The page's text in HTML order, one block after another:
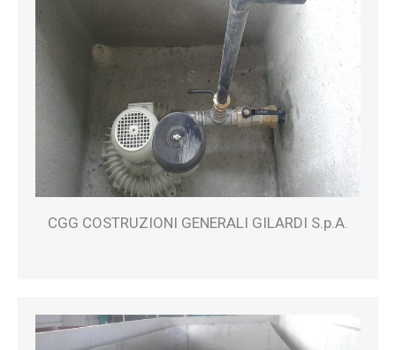
CGG COSTRUZIONI GENERALI GILARDI S.p.A.